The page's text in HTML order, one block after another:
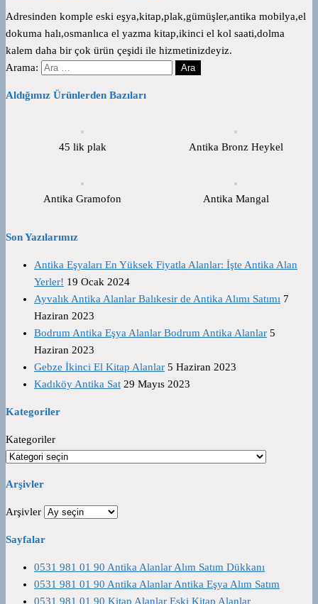
Adresinden komple eski eşya,kitap,plak,gümüşler,antika mobilya,el
dokuma halı,osmanlıca el yazma kitap,ikinci el kol saati,dolma
kalem daha bir çok ürün çeşidi ile hizmetinizdeyiz.
Arama:
Aldığımız Ürünlerden Bazıları
45 lik plak Antika Bronz Heykel
Antika Gramofon Antika Mangal
Son Yazılarımız
Antika Eşyaları En Yüksek Fiyatla Alanlar: İşte Antika Alan
Yerler! 19 Ocak 2024
Ayvalık Antika Alanlar Balıkesir de Antika Alımı Satımı 7
Haziran 2023
Bodrum Antika Eşya Alanlar Bodrum Antika Alanlar 5
Haziran 2023
Gebze İkinci El Kitap Alanlar 5 Haziran 2023
Kadıköy Antika Sat 29 Mayıs 2023
Kategoriler
Kategoriler
Arşivler
Arşivler
Sayfalar
0531 981 01 90 Antika Alanlar Alım Satım Dükkanı
0531 981 01 90 Antika Alanlar Antika Eşya Alım Satım
0531 981 01 90 Kitap Alanlar Eski Kitap Alanlar